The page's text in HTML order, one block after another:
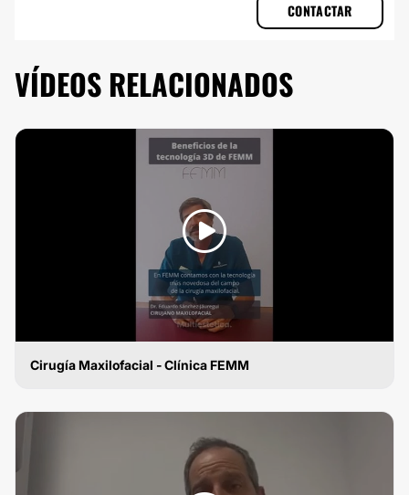
CONTACTAR
VÍDEOS RELACIONADOS
Cirugía Maxilofacial - Clínica FEMM